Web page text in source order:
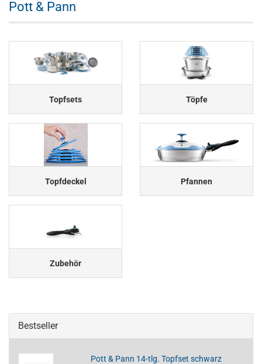
Pott & Pann
Topfsets Töpfe
Topfdeckel Pfannen
Zubehör
Bestseller
Pott & Pann 14-tlg. Topfset schwarz